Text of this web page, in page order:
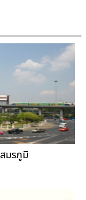
มรภูมิ